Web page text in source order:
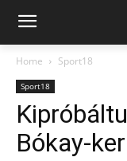
Home Sport18
Sport18
Bókay-